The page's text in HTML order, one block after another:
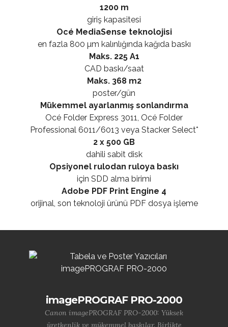
1200 m
giriş kapasitesi
Océ MediaSense teknolojisi
en fazla 800 µm kalınlığında kağıda baskı
Maks. 225 A1
CAD baskı/saat
Maks. 368 m2
poster/gün
Mükemmel ayarlanmış sonlandırma
Océ Folder Express 3011, Océ Folder
Professional 6011/6013 veya Stacker Select*
2 x 500 GB
dahili sabit disk
Opsiyonel rulodan ruloya baskı
için SDD alma birimi
Adobe PDF Print Engine 4
orijinal, son teknoloji ürünü PDF dosya işleme
imagePROGRAF PRO-2000
Canon imagePROGRAF PRO-2000: Yüksek
üretkenlik ve mükemmel baskılar. Birlikte